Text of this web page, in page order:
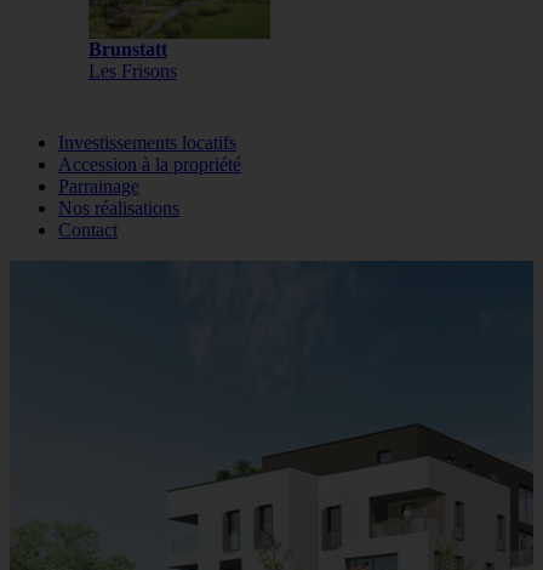
Brunstatt
Les Frisons
Investissements locatifs
Accession à la propriété
Parrainage
Nos réalisations
Contact